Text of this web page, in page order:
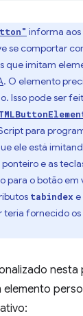
informa aos
se comportar
que imitam
. O elemento
Isso pode ser
para
ele está
e as
para o botão
tabindex e
teria fornecido
nesta
elemento